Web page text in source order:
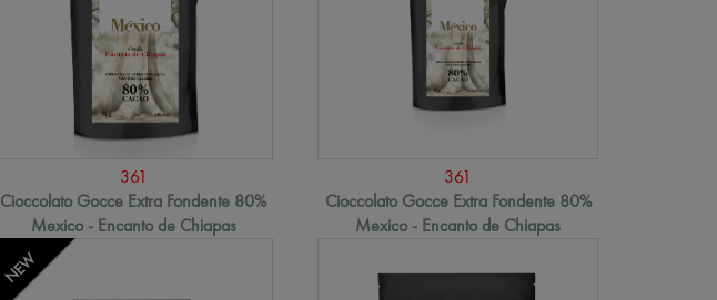
361
Cioccolato Gocce Extra Fondente 80%
Mexico - Encanto de Chiapas
361
Cioccolato Gocce Extra Fondente 80%
Mexico - Encanto de Chiapas
NEW